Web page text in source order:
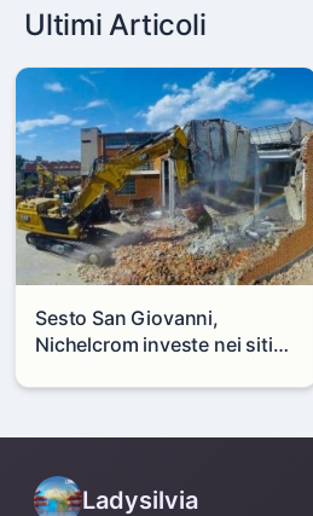
Ultimi Articoli
Sesto San Giovanni,
Nichelcrom investe nei siti
capannone per fare spazio a
Ladysilvia